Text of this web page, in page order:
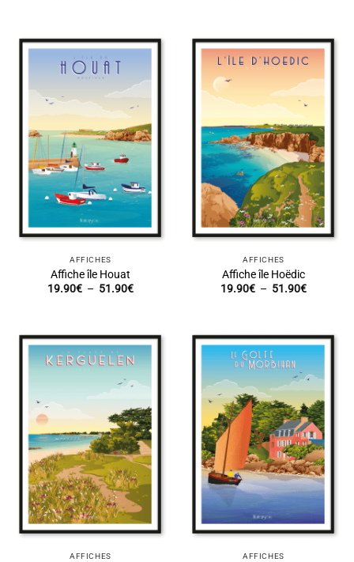
51.90€
51.90€
AFFICHES
Affiche île Houat
19.90€ – 51.90€Plage
51.90€
AFFICHES
Affiche île Hoëdic
19.90€ – 51.90€Plage
51.90€
AFFICHES AFFICHES